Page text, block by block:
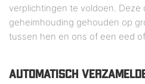
verplichtingen te voldoen. Deze
geheimhouding gehouden op
tussen hen en ons of een eed
AUTOMATISCH